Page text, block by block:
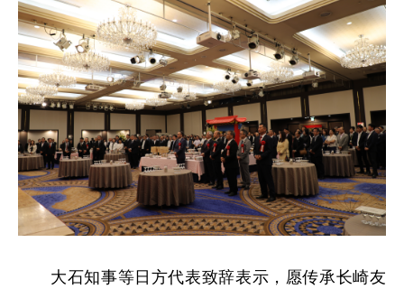
大石知事等日方代表致辞表示，愿传承长崎友